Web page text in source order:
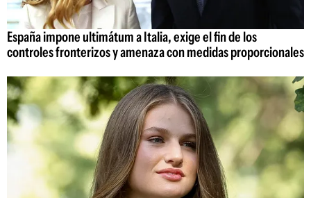
España impone ultimátum a Italia, exige el fin de los
controles fronterizos y amenaza con medidas proporcionales